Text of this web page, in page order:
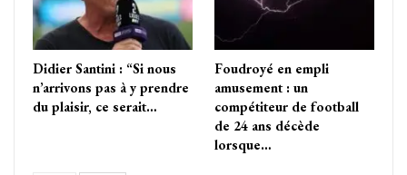
Didier Santini : “Si nous
n’arrivons pas à y prendre
du plaisir, ce serait…
Foudroyé en empli
amusement : un
compétiteur de football
de 24 ans décède
lorsque…